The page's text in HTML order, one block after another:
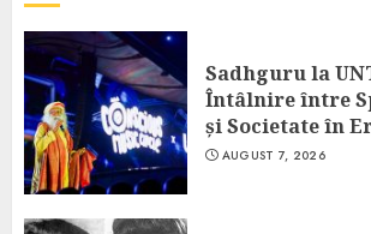
Sadhguru la
Întâlnire între
și Societate în
AUGUST 7, 2026